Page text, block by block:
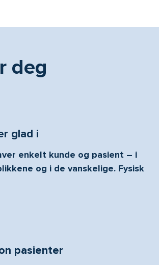
deg
glad i
enkelt kunde og pasient – i
og i de vanskelige. Fysisk
pasienter